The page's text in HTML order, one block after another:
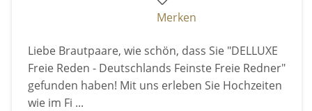
Merken
Liebe Brautpaare, wie schön, dass Sie "DELLUXE
Freie Reden - Deutschlands Feinste Freie Redner"
gefunden haben! Mit uns erleben Sie Hochzeiten
wie im Fi ...